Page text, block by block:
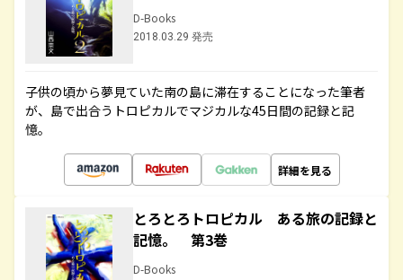
D-Books
2018.03.29 発売
子供の頃から夢見ていた南の島に滞在することになった筆者
が、島で出合うトロピカルでマジカルな45日間の記録と記
憶。
詳細を見る
とろとろトロピカル ある旅の記録と
記憶。 第3巻
D-Books